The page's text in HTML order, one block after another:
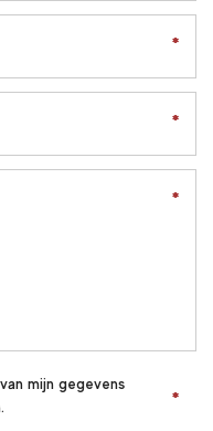
*
*
*
*
*
*
*
*
mijn gegevens